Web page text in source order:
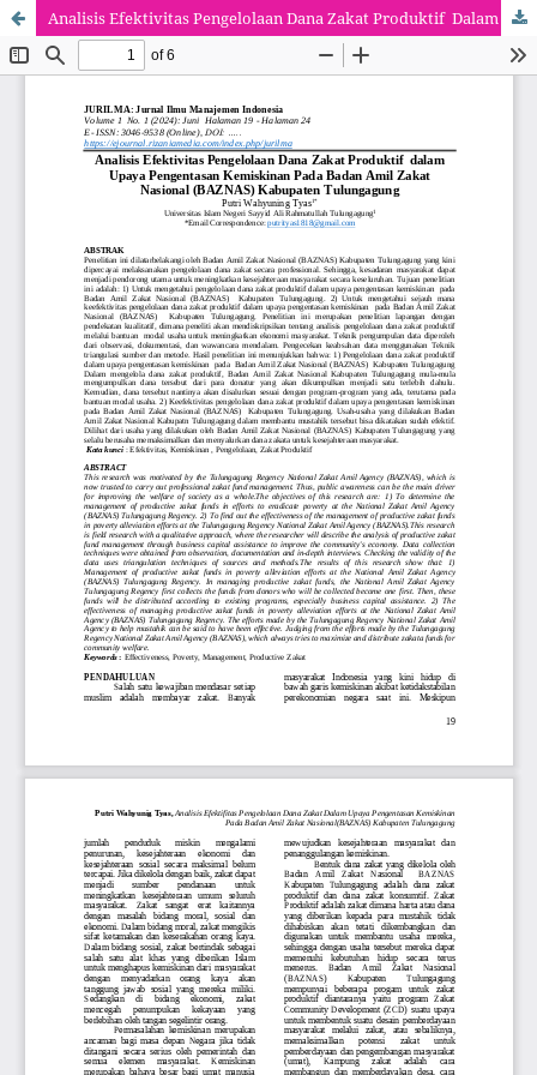
Analisis Efektivitas Pengelolaan Dana Zakat Produktif Dalam Upaya Pengentasan Kemiskinan Pada Badan Amil Zakat Nasional(BAZNAS) Kabupaten Tulungagung